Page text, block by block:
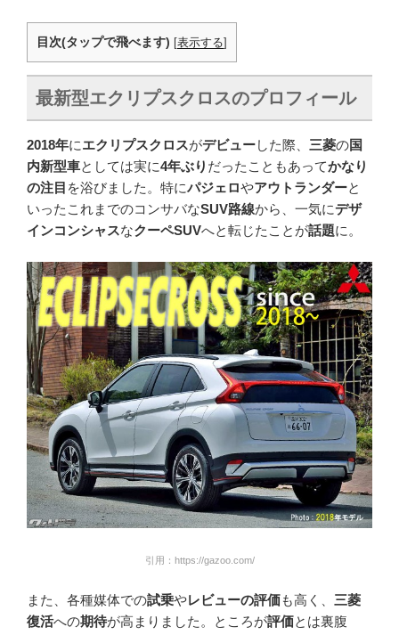
目次(タップで飛べます) [表示する]
最新型エクリプスクロスのプロフィール
2018年にエクリプスクロスがデビューした際、 三菱の国
内新型車としては実に4年ぶり だったこともあってかなり
の注目 を浴びました。特にパジェロやアウトランダーと
いったこれまでのコンサバなSUV路線から、一気にデザ
インコンシャスなクーペSUVへと転じたことが話題に。
引用：https://gazoo.com/
また、各種媒体での試乗やレビューの評価も高く、 三菱
復活への期待が高まりました。ところが評価とは裏腹